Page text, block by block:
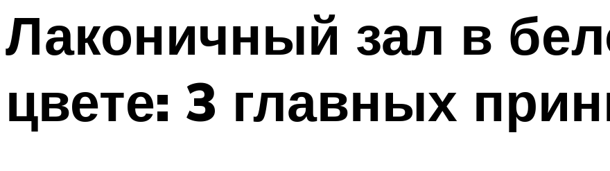
Лаконичный зал в
цвете: 3 главных